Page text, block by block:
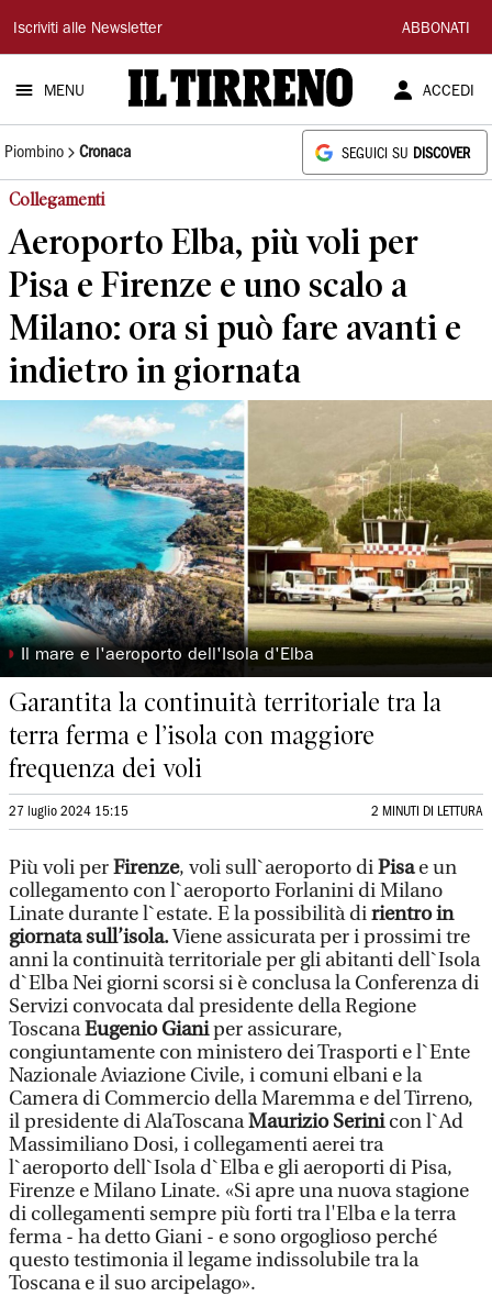
Il
Tirreno
Iscriviti alle Newsletter ABBONATI
MENU ACCEDI
Piombino Cronaca SEGUICI SU DISCOVER
Collegamenti
Aeroporto Elba, più voli per
Pisa e Firenze e uno scalo a
Milano: ora si può fare avanti e
indietro in giornata
◗ Il mare e l'aeroporto dell'Isola d'Elba
Garantita la continuità territoriale tra la
terra ferma e l’isola con maggiore
frequenza dei voli
27 luglio 2024 15:15 2 MINUTI DI LETTURA
Più voli perFirenze, voli sull`aeroporto diPisae un
collegamento con l`aeroporto Forlanini di Milano
Linate durante l`estate. E la possibilità dirientro in
giornata sull’isola.Viene assicurata per i prossimi tre
anni la continuità territoriale per gli abitanti dell`Isola
d`Elba Nei giorni scorsi si è conclusa la Conferenza di
Servizi convocata dal presidente della Regione
ToscanaEugenio Gianiper assicurare,
congiuntamente con ministero dei Trasporti e l`Ente
Nazionale Aviazione Civile, i comuni elbani e la
Camera di Commercio della Maremma e del Tirreno,
il presidente di AlaToscanaMaurizio Serinicon l`Ad
Massimiliano Dosi, i collegamenti aerei tra
l`aeroporto dell`Isola d`Elba e gli aeroporti di Pisa,
Firenze e Milano Linate. «Si apre una nuova stagione
di collegamenti sempre più forti tra l'Elba e la terra
ferma - ha detto Giani - e sono orgoglioso perché
questo testimonia il legame indissolubile tra la
Toscana e il suo arcipelago».